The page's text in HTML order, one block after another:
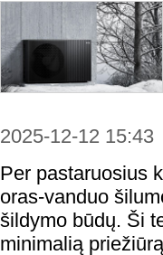
2025-12-12 15:43
Per pastaruosius
oras-vanduo
šildymo būdų. Ši
minimalią